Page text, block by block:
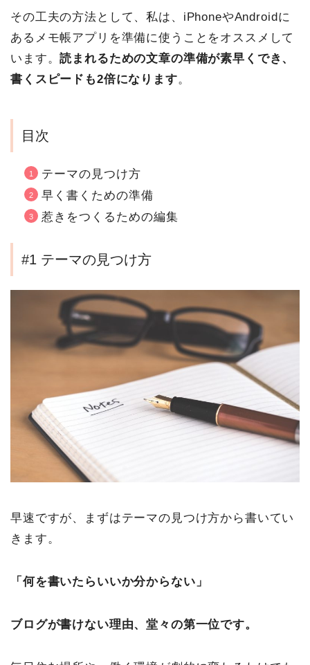
その工夫の方法として、私は、iPhoneやAndroidに
あるメモ帳アプリを準備に使うことをオススメして
います。読まれるための文章の準備が素早くでき、
書くスピードも2倍になります。
目次
テーマの見つけ方
早く書くための準備
惹きをつくるための編集
#1 テーマの見つけ方
早速ですが、まずはテーマの見つけ方から書いてい
きます。
「何を書いたらいいか分からない」
ブログが書けない理由、堂々の第一位です。